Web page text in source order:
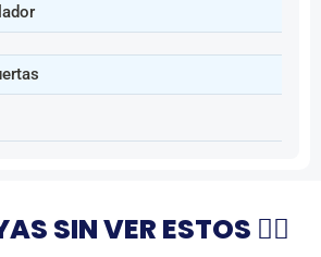
SIN VER ESTOS 👇🏻